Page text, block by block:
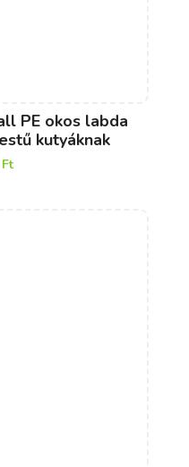
PE okos labda
kutyáknak
Ft